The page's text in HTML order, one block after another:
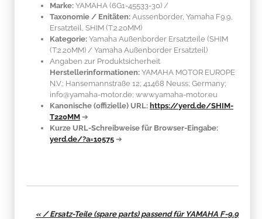
Marke: YAMAHA (6G1-45533-30) /
Taxonomie / Enitäten: Aussenborder, Yamaha F9.9,
Ersatzteil, SHIM (T:2.20MM)
Kategorie: Yamaha Außenborder Ersatzteile (SHIM
(T:2.20MM) / Yamaha Außenborder Ersatzteil)
Angaben zur Produktsicherheit
Herstellerinformationen: YAMAHA MOTOR EUROPE
N.V.; Hansemannstraße 12; 41468 Neuss; Germany;
info@yamaha-motor.de; www.yamaha-motor.eu
Kanonische (offizielle) URL: https://yerd.de/SHIM-
T220MM ➔
Kurze URL-Schreibweise für Browser-Eingabe:
yerd.de/?a=10575 ➔
« / Ersatz-Teile (spare parts) passend für YAMAHA F-9.9